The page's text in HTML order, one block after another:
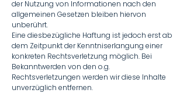
der Nutzung von Informationen nach den
allgemeinen Gesetzen bleiben hiervon
unberührt.
Eine diesbezügliche Haftung ist jedoch erst ab
dem Zeitpunkt der Kenntniserlangung einer
konkreten Rechtsverletzung möglich. Bei
Bekanntwerden von den o.g.
Rechtsverletzungen werden wir diese Inhalte
unverzüglich entfernen.